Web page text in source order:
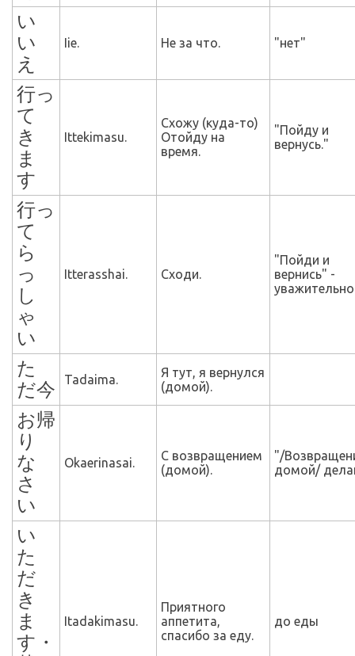
い
い
え
Iie. Не за что. "нет"
行っ
て
き
ま
す
Ittekimasu.
Схожу (куда-то)
Отойду на
время.
"Пойду и
вернусь."
行っ
て
ら
っ
し
ゃ
い
Itterasshai. Сходи.
"Пойди и
вернись" -
уважительно
た
だ今
Tadaima.
Я тут, я вернулся
(домой).
お帰
り
な
さ
い
Okaerinasai.
С возвращением
(домой).
"/
домой/
い
た
だ
き
ま
す・
Itadakimasu.
Приятного
аппетита,
спасибо за еду.
до еды